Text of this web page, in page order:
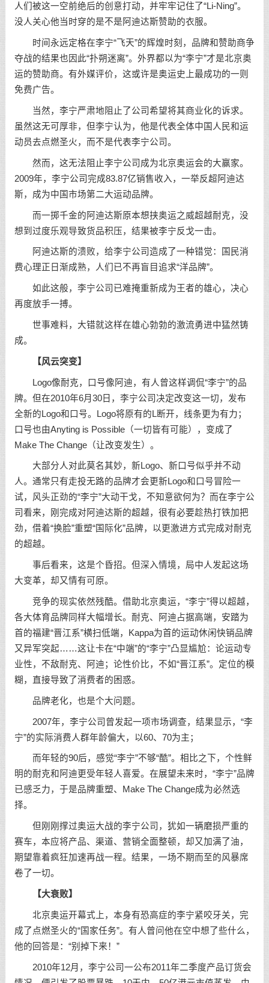
人们被这一空前绝后的创意打动，并牢牢记住了“Li-Ning”。
没人关心他当时穿的是不是阿迪达斯赞助的衣服。
时间永远定格在李宁“飞天”的辉煌时刻，品牌和赞助商争
夺战的结果也因此“扑朔迷离”。外界都以为“李宁”才是北京奥
运的赞助商。有外媒评价，这或许是奥运史上最成功的一则
免费广告。
当然，李宁严肃地阻止了公司希望将其商业化的诉求。
虽然这无可厚非，但李宁认为，他是代表全体中国人民和运
动员去点燃圣火，而不是代表李宁公司。
然而，这无法阻止李宁公司成为北京奥运会的大赢家。
2009年，李宁公司完成83.87亿销售收入，一举反超阿迪达
斯，成为中国市场第二大运动品牌。
而一掷千金的阿迪达斯原本想挟奥运之威超越耐克，没
想到过度乐观导致货品积压，结果被李宁反戈一击。
阿迪达斯的溃败，给李宁公司造成了一种错觉：国民消
费心理正日渐成熟，人们已不再盲目追求“洋品牌”。
如此这般，李宁公司已难掩重新成为王者的雄心，决心
再度放手一搏。
世事难料，大错就这样在雄心勃勃的激流勇进中猛然铸
成。
【风云突变】
Logo像耐克，口号像阿迪，有人曾这样调侃“李宁”的品
牌。但在2010年6月30日，李宁公司决定改变这一切，发布
全新的Logo和口号。Logo将原有的L断开，线条更为有力；
口号也由Anyting is Possible（一切皆有可能），变成了
Make The Change（让改变发生）。
大部分人对此莫名其妙，新Logo、新口号似乎并不动
人。通常只有走投无路的品牌才会更新Logo和口号冒险一
试，风头正劲的“李宁”大动干戈，不知意欲何为？而在李宁公
司看来，刚完成对阿迪达斯的超越，很有必要趁热打铁加把
劲，借着“换脸”重塑“国际化”品牌，以更激进方式完成对耐克
的超越。
事后看来，这是个昏招。但深入情境，局中人发起这场
大变革，却又情有可原。
竞争的现实依然残酷。借助北京奥运，“李宁”得以超越，
各大体育品牌同样大幅增长。耐克、阿迪占据高端，安踏为
首的福建“晋江系”横扫低端，Kappa为首的运动休闲快销品牌
又异军突起……这让卡在“中端”的“李宁”凸显尴尬：论运动专
业性，不敌耐克、阿迪；论性价比，不如“晋江系”。定位的模
糊，直接导致了消费者的困惑。
品牌老化，也是个大问题。
2007年，李宁公司曾发起一项市场调查，结果显示，“李
宁”的实际消费人群年龄偏大，以60、70为主；
而年轻的90后，感觉“李宁”不够“酷”。相比之下，个性鲜
明的耐克和阿迪更受年轻人喜爱。在展望未来时，“李宁”品牌
已感乏力，于是品牌重塑、Make The Change成为必然选
择。
但刚刚撑过奥运大战的李宁公司，犹如一辆磨损严重的
赛车，本应将产品、渠道、营销全面整顿，却又加满了油，
期望靠着疯狂加速再战一程。结果，一场不期而至的风暴席
卷了一切。
【大衰败】
北京奥运开幕式上，本身有恐高症的李宁紧咬牙关，完
成了点燃圣火的“国家任务”。有人曾问他在空中想了些什么，
他的回答是：“别掉下来！”
2010年12月，李宁公司一公布2011年二季度产品订货会